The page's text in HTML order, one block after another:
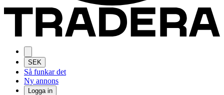
SEK
Så funkar det
Ny annons
Logga in